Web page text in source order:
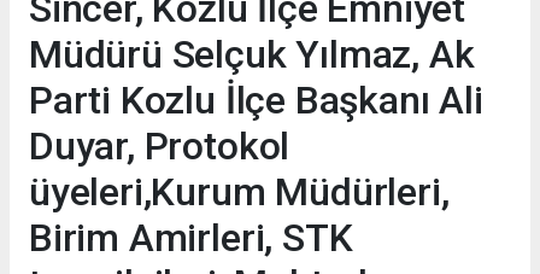
Müdürü Selçuk Yılmaz, Ak
Parti Kozlu İlçe Başkanı Ali
Duyar, Protokol
üyeleri,Kurum Müdürleri,
Birim Amirleri, STK